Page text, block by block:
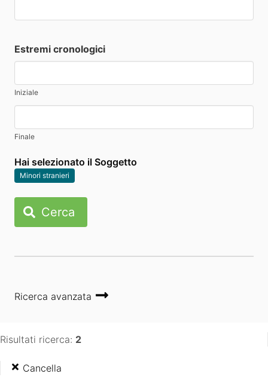
Estremi cronologici
Iniziale
Finale
Hai selezionato il Soggetto
Minori stranieri
Cerca
Ricerca avanzata
Risultati ricerca: 2
Cancella